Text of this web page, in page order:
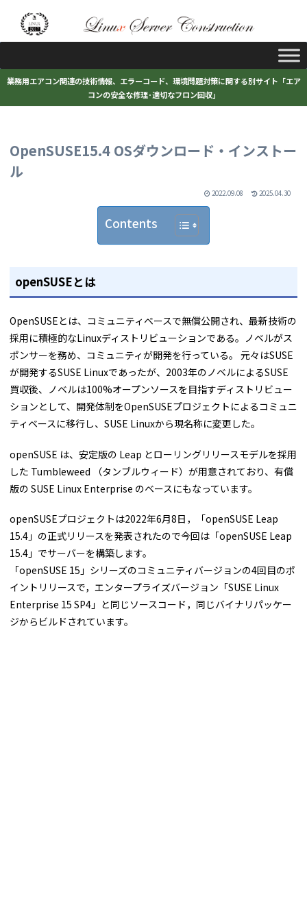
業務用エアコン関連の技術情報、エラーコード、環境問題対策に関する別サイト「エア
コンの安全な修理･適切なフロン回収」
OpenSUSE15.4 OSダウンロード・インストー
ル
2022.09.08 2025.04.30
Contents
openSUSEとは
OpenSUSEとは、コミュニティベースで無償公開され、最新技術の
採用に積極的なLinuxディストリビューションである。ノベルがス
ポンサーを務め、コミュニティが開発を行っている。 元々はSUSE
が開発するSUSE Linuxであったが、2003年のノベルによるSUSE
買収後、ノベルは100%オープンソースを目指すディストリビュー
ションとして、開発体制をOpenSUSEプロジェクトによるコミュニ
ティベースに移行し、SUSE Linuxから現名称に変更した。
openSUSE は、安定版の Leap とローリングリリースモデルを採用
した Tumbleweed （タンブルウィード）が用意されており、有償
版の SUSE Linux Enterprise のベースにもなっています。
openSUSEプロジェクトは2022年6月8日⁠，「⁠openSUSE Leap
15.4」の正式リリースを発表されたので今回は「⁠openSUSE Leap
15.4」でサーバーを構築します。
「⁠openSUSE 15」シリーズのコミュニティバージョンの4回目のポ
イントリリースで，エンタープライズバージョン「SUSE Linux
Enterprise 15 SP4」と同じソースコード，同じバイナリパッケー
ジからビルドされています。